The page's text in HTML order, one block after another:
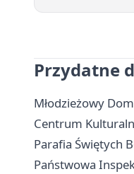
Przydatne
Młodzieżowy
Centrum
Parafia Świętych
Państwowa